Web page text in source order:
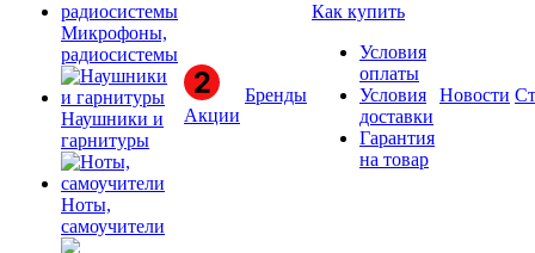
Микрофоны,
радиосистемы
Наушники и
гарнитуры
Ноты,
самоучители
Акции
Бренды
Как купить
Условия
оплаты
Условия
доставки
Гарантия
на товар
Новости